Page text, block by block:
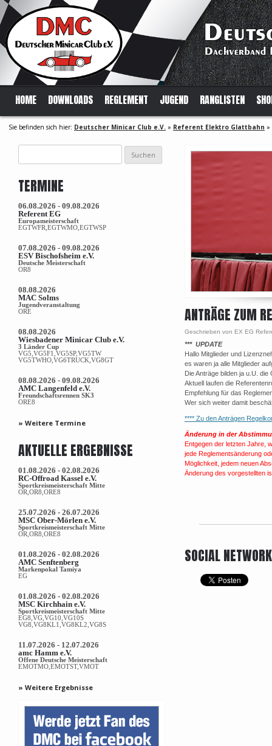
HOME DOWNLOADS REGLEMENT JUGEND RANGLISTEN
Sie befinden sich hier: Deutscher Minicar Club e.V. » Referent Elektro Glattbahn »
ANTRÄGE ZUM
Geschrieben von EX EG
*** UPDATE
Hallo Mitglieder und
es waren ja alle Mitglieder
Die Anträge bilden ja u.U.
Aktuell laufen die
Empfehlung für das
Wer sich weiter damit
**** Zu den Anträgen
Änderung in der
Entgegen der letzten Jahre,
jede Reglementsänderung
Möglichkeit, jedem neuen
Änderung des vorgestellten
SOCIAL
nach:
TERMINE
06.08.2026 - 09.08.2026
Referent EG
Europameisterschaft
EGTWFR,EGTWMO,EGTWSP
07.08.2026 - 09.08.2026
ESV Bischofsheim e.V.
Deutsche Meisterschaft
OR8
08.08.2026
MAC Solms
Jugendveranstaltung
ORE
08.08.2026
Wiesbadener Minicar Club e.V.
3 Länder Cup
VG5,VG5F1,VG5SP,VG5TW
VG5TWHO,VG6TRUCK,VG8GT
08.08.2026 - 09.08.2026
AMC Langenfeld e.V.
Freundschaftsrennen SK3
ORE8
» Weitere Termine
AKTUELLE ERGEBNISSE
01.08.2026 - 02.08.2026
RC-Offroad Kassel e.V.
Sportkreismeisterschaft Mitte
OR,OR8,ORE8
25.07.2026 - 26.07.2026
MSC Ober-Mörlen e.V.
Sportkreismeisterschaft Mitte
OR,OR8,ORE8
01.08.2026 - 02.08.2026
AMC Senftenberg
Markenpokal Tamiya
EG
01.08.2026 - 02.08.2026
MSC Kirchhain e.V.
Sportkreismeisterschaft Mitte
EG8,VG,VG10,VG10S
VG8,VG8KL1,VG8KL2,VG8S
11.07.2026 - 12.07.2026
amc Hamm e.V.
Offene Deutsche Meisterschaft
EMOTMO,EMOTST,VMOT
» Weitere Ergebnisse